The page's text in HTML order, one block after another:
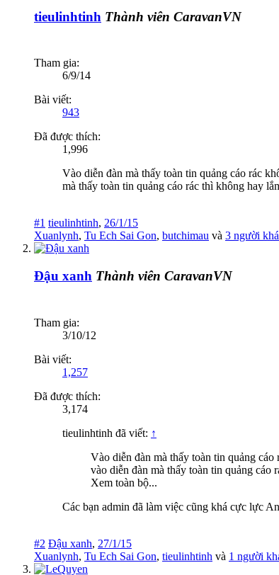
tieulinhtinh Thành viên CaravanVN
Tham gia:
6/9/14
Bài viết:
943
Đã được thích:
1,996
Vào diễn đàn mà thấy toàn tin quảng cáo rác
mà thấy toàn tin quảng cáo rác thì không hay
#1 tieulinhtinh, 26/1/15
Xuanlynh, Tu Ech Sai Gon, butchimau và 3 người
Đậu xanh Thành viên CaravanVN
Tham gia:
3/10/12
Bài viết:
1,257
Đã được thích:
3,174
tieulinhtinh đã viết: ↑
Vào diễn đàn mà thấy toàn tin quảng
vào diễn đàn mà thấy toàn tin quảng cáo
Xem toàn bộ...
Các bạn admin đã làm việc cũng khá cực lực
#2 Đậu xanh, 27/1/15
Xuanlynh, Tu Ech Sai Gon, tieulinhtinh và 1 người